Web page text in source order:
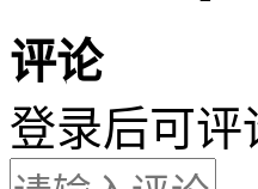
评论
登录后可评